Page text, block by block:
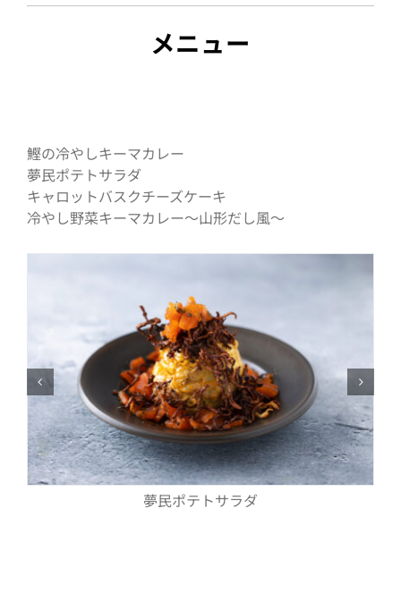
メニュー
鰹の冷やしキーマカレー
夢民ポテトサラダ
キャロットバスクチーズケーキ
冷やし野菜キーマカレー～山形だし風～
夢民ポテトサラダ